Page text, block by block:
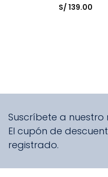
S/ 139.00
Suscríbete a nuestro
El cupón de
registrado.